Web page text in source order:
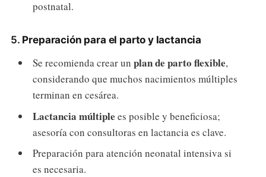
postnatal.
5. Preparación para el parto y lactancia
Se recomienda crear unplan de parto flexible,
considerando que muchos nacimientos múltiples
terminan en cesárea.
Lactancia múltiple es posible y beneficiosa;
asesoría con consultoras en lactancia es clave.
Preparación para atención neonatal intensiva si
es necesaria.